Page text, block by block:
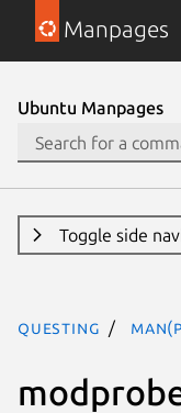
Manpages
Ubuntu Manpages
Toggle side
questing